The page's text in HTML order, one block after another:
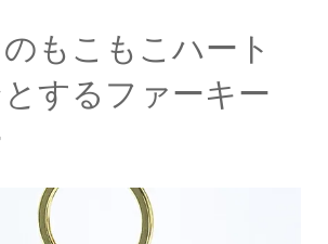
もこもこハート
するファーキー